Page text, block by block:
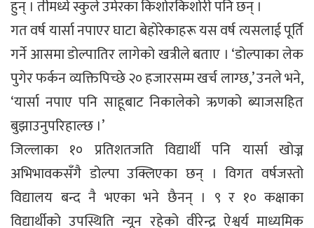
हुन् । तीमध्ये स्कुले उमेरका किशोरकिशोरी पनि छन् ।
गत वर्ष यार्सा नपाएर घाटा बेहोरेकाहरू यस वर्ष त्यसलाई पूर्ति
गर्ने आसमा डोल्पातिर लागेको खत्रीले बताए । ‘डोल्पाका लेक
पुगेर फर्कन व्यक्तिपिच्छे २० हजारसम्म खर्च लाग्छ,’ उनले भने,
‘यार्सा नपाए पनि साहूबाट निकालेको ऋणको ब्याजसहित
बुझाउनुपरिहाल्छ ।’
जिल्लाका १० प्रतिशतजति विद्यार्थी पनि यार्सा खोज्न
अभिभावकसँगै डोल्पा उक्लिएका छन् । विगत वर्षजस्तो
विद्यालय बन्द नै भएका भने छैनन् । ९ र १० कक्षाका
विद्यार्थीको उपस्थिति न्यून रहेको वीरेन्द्र ऐश्वर्य माध्यमिक